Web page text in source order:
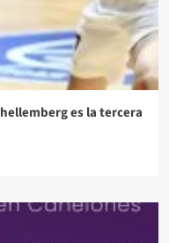
es la tercera